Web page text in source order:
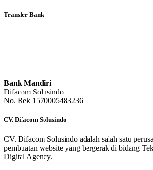
Transfer Bank
Bank Mandiri
Difacom Solusindo
No. Rek 1570005483236
CV. Difacom Solusindo
CV. Difacom Solusindo adalah salah satu
pembuatan website yang bergerak di bidang
Digital Agency.